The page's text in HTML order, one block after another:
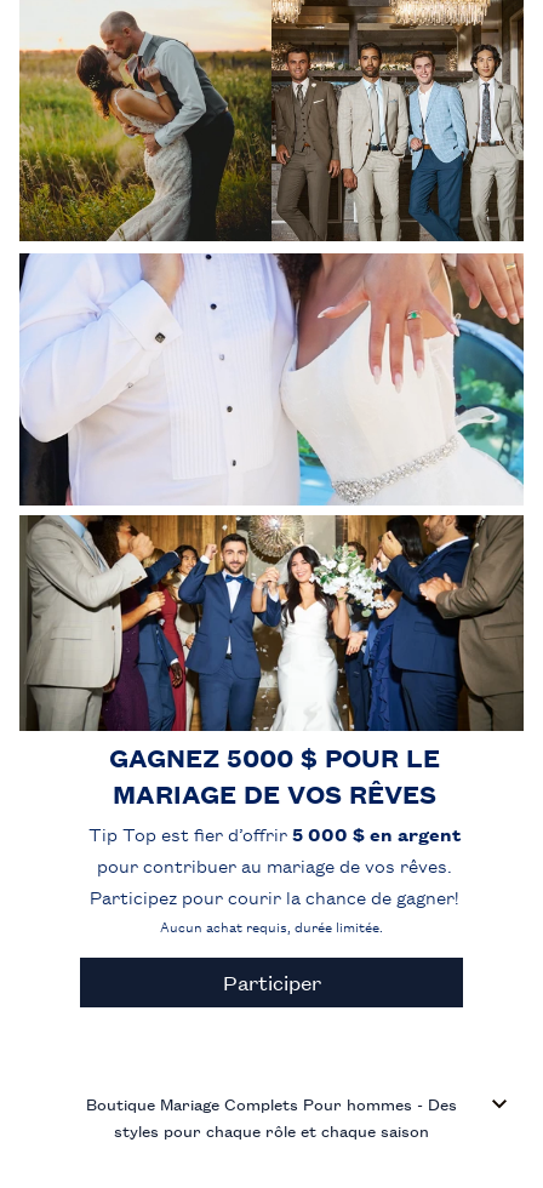
GAGNEZ 5000 $ POUR LE
MARIAGE DE VOS RÊVES
Tip Top est fier d’offrir5 000 $ en argent
pour contribuer au mariage de vos rêves.
Participez pour courir la chance de gagner!
Aucun achat requis, durée limitée.
Participer
Boutique Mariage Complets Pour hommes - Des
styles pour chaque rôle et chaque saison